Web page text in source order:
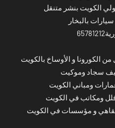
الكويت بنشر متنقل
بالبخار
الكورونا و الأوساخ بالكويت
سجاد وموكيت
ومباني الكويت
ومكاتب في الكويت
و مؤسسات في الكويت